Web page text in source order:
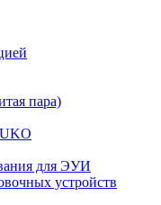
пара)
для ЭУИ
устройств